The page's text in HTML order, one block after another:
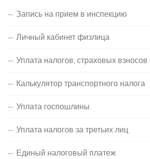
Запись на прием в инспекцию
Личный кабинет физлица
Уплата налогов, страховых
Калькулятор транспортного налога
Уплата госпошлины
Уплата налогов за третьих лиц
Единый налоговый платеж